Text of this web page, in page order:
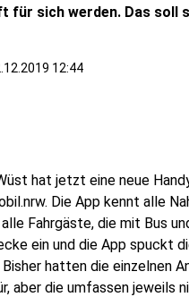
für sich werden. Das soll
12:44
hat jetzt eine neue
Die App kennt alle
Fahrgäste, die mit Bus
ein und die App spuckt
hatten die einzelnen
aber die umfassen jeweils